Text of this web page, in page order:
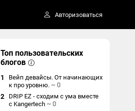
Авторизоваться
Топ пользовательских
блогов
1
Вейп девайсы. От начинающих
к про уровню. ~0
2
DRIP EZ - сходим с ума вместе
с Kangertech ~0